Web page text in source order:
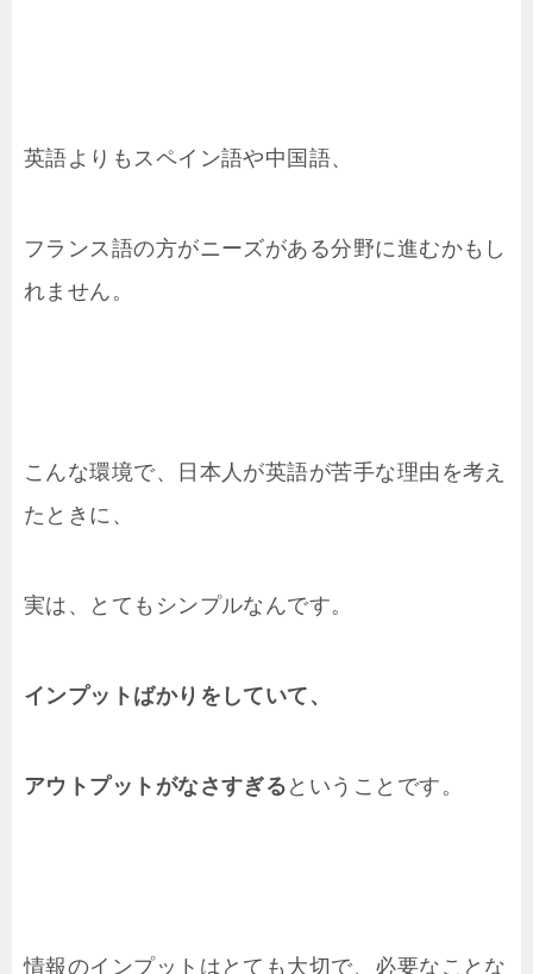
英語よりもスペイン語や中国語、
フランス語の方がニーズがある分野に進むかもし
れません。
こんな環境で、日本人が英語が苦手な理由を考え
たときに、
実は、とてもシンプルなんです。
インプットばかりをしていて、
アウトプットがなさすぎる ということです。
情報のインプットはとても大切で、必要なことな